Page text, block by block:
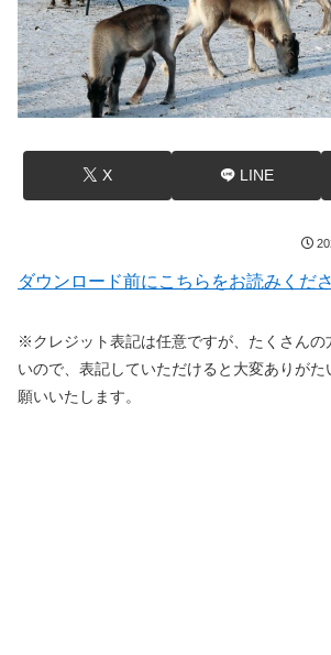
X LINE
ダウンロード前にこちらをお読みくだ
※クレジット表記は任意ですが、たくさんの
いので、表記していただけると大変ありがた
願いいたします。